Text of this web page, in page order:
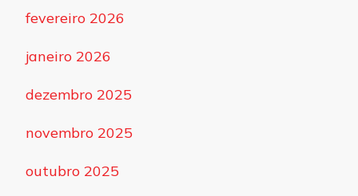
fevereiro 2026
janeiro 2026
dezembro 2025
novembro 2025
outubro 2025